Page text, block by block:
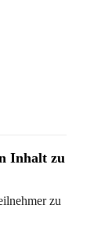
Inhalt zu
zu